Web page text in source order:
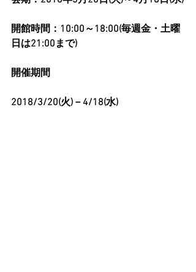
開館時間：10:00～18:00(毎週金・土曜
日は21:00まで)
開催期間
2018/3/20(火)－4/18(水)